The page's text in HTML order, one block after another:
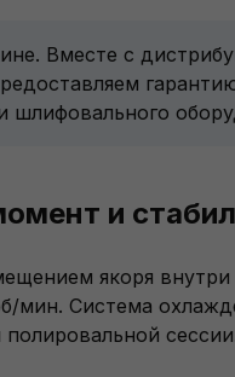
Вместе с
и
якоря внутри
⁠мин. Система